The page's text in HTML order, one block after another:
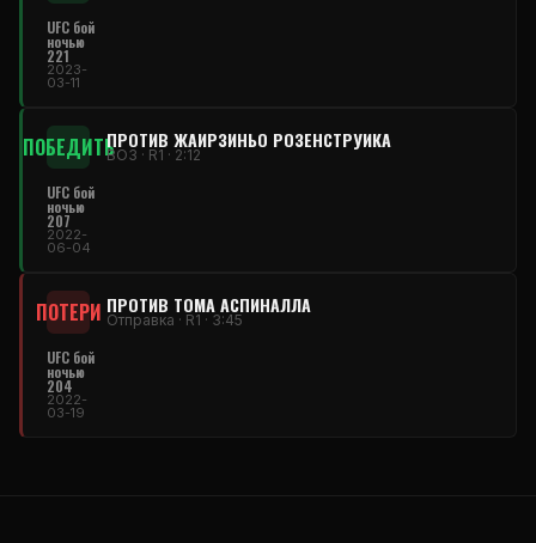
UFC бой
ночью
221
2023-
03-11
ПОБЕДИТЬПРОТИВ ЖАИРЗИНЬО РОЗЕНСТРУИКА
ВОЗ · R1 · 2:12
UFC бой
ночью
207
2022-
06-04
ПОТЕРИ ПРОТИВ ТОМА АСПИНАЛЛА
Отправка · R1 · 3:45
UFC бой
ночью
204
2022-
03-19